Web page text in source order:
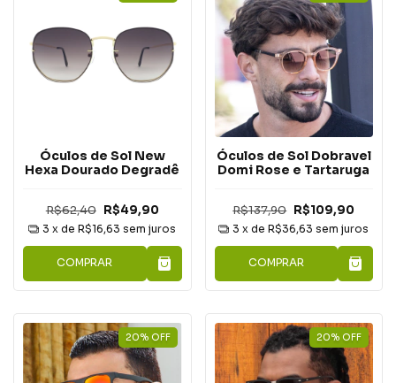
Óculos de Sol New
Hexa Dourado Degradê
R$62,40 R$49,90
3 x deR$16,63 sem juros
COMPRAR
Óculos de Sol Dobravel
Domi Rose e Tartaruga
R$137,90 R$109,90
3 x deR$36,63 sem juros
COMPRAR
20% OFF 20% OFF